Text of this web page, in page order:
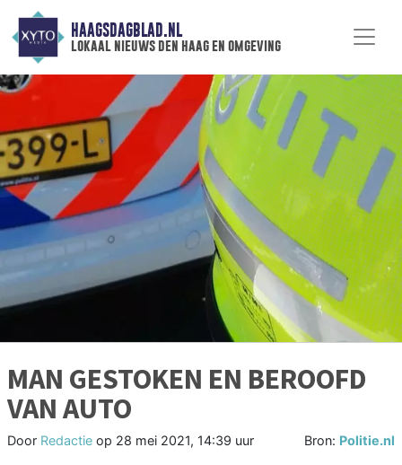
HAAGSDAGBLAD.NL
lokaal nieuws den haag en omgeving
MAN GESTOKEN EN BEROOFD
VAN AUTO
Door Redactie op 28 mei 2021, 14:39 uur Bron: Politie.nl